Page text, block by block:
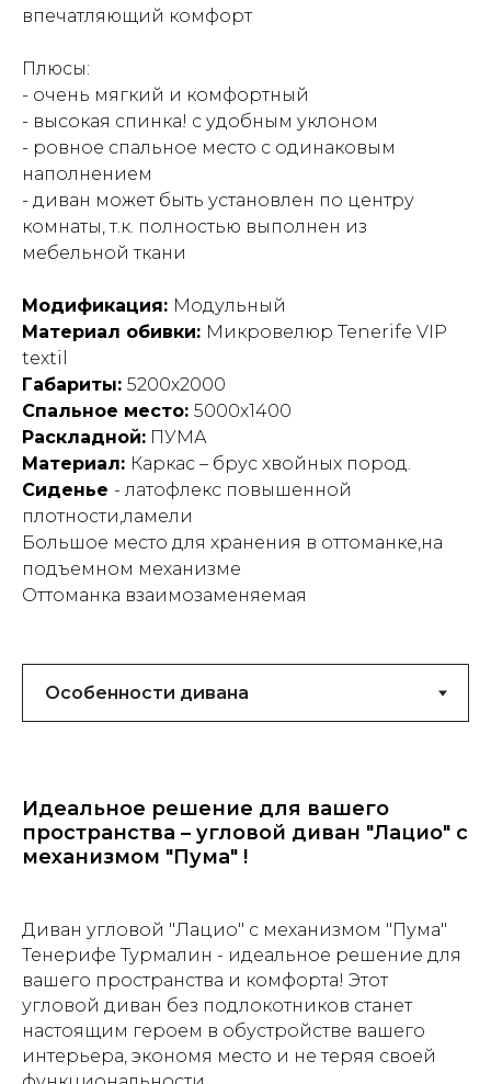
впечатляющий комфорт
Плюсы:
- очень мягкий и комфортный
- высокая спинка! с удобным уклоном
- ровное спальное место с одинаковым
наполнением
- диван может быть установлен по центру
комнаты, т.к. полностью выполнен из
мебельной ткани
Модификация: Модульный
Материал обивки: Микровелюр Tenerife VIP
textil
Габариты: 5200х2000
Спальное место: 5000х1400
Раскладной: ПУМА
Материал: Каркас – брус хвойных пород.
Сиденье - латофлекс повышенной
плотности,ламели
Большое место для хранения в оттоманке,на
подъемном механизме
Оттоманка взаимозаменяемая
Идеальное решение для вашего
пространства – угловой диван "Лацио" с
механизмом "Пума" !
Диван угловой "Лацио" с механизмом "Пума"
Тенерифе Турмалин - идеальное решение для
вашего пространства и комфорта! Этот
угловой диван без подлокотников станет
настоящим героем в обустройстве вашего
интерьера, экономя место и не теряя своей